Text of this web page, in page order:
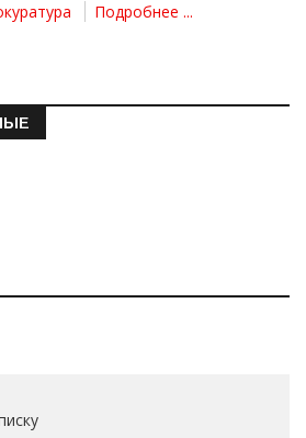
Подробнее ...